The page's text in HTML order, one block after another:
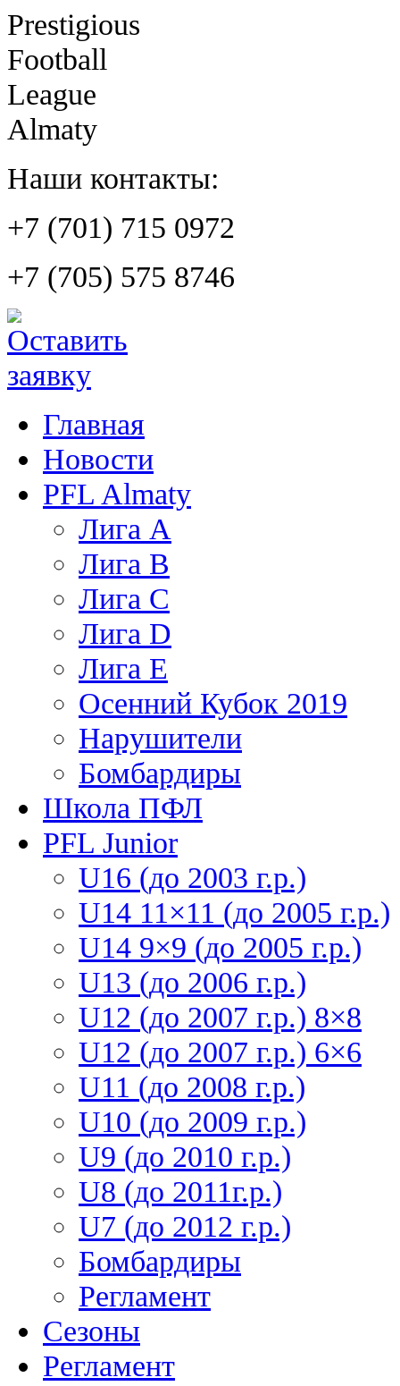
Prestigious
Football
League
Almaty
Наши контакты:
+7 (701) 715 0972
+7 (705) 575 8746
Главная
Новости
PFL Almaty
Лига A
Лига В
Лига С
Лига D
Лига Е
Осенний Кубок 2019
Нарушители
Бомбардиры
Школа ПФЛ
PFL Junior
U16 (до 2003 г.р.)
U14 11×11 (до 2005 г.р.)
U14 9×9 (до 2005 г.р.)
U13 (до 2006 г.р.)
U12 (до 2007 г.р.) 8×8
U12 (до 2007 г.р.) 6×6
U11 (до 2008 г.р.)
U10 (до 2009 г.р.)
U9 (до 2010 г.р.)
U8 (до 2011г.р.)
U7 (до 2012 г.р.)
Бомбардиры
Регламент
Сезоны
Регламент